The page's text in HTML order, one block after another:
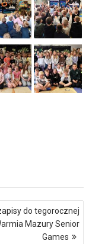
do tegorocznej
Mazury Senior
Games